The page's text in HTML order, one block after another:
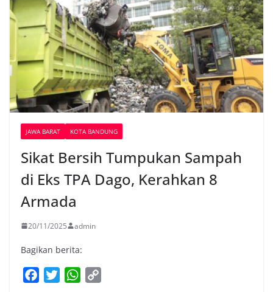
JAWA BARAT KOTA BANDUNG
Sikat Bersih Tumpukan Sampah
di Eks TPA Dago, Kerahkan 8
Armada
20/11/2025 admin
Bagikan berita:
W